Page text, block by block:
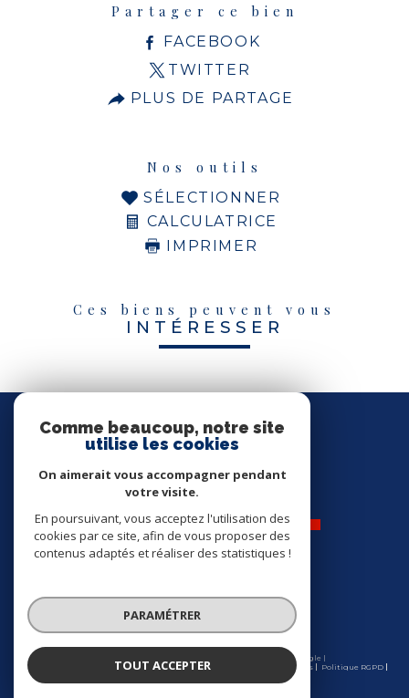
Partager ce bien
FACEBOOK
TWITTER
PLUS DE PARTAGE
Nos outils
SÉLECTIONNER
CALCULATRICE
IMPRIMER
Ces biens peuvent vous
INTÉRESSER
SUIVRE
Nos
© 2026 | Tous droits réservés | Traduction powered by Google |
Nos honoraires
Plan du site Mentions légales Partenaires
Politique RGPD
Comme beaucoup, notre site
utilise les cookies
On aimerait vous accompagner pendant
votre visite.
En poursuivant, vous acceptez l'utilisation des
cookies par ce site, afin de vous proposer des
contenus adaptés et réaliser des statistiques !
PARAMÉTRER
TOUT ACCEPTER